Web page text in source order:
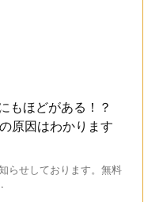
もほどがある！？
原因はわかります
らせしております。無料